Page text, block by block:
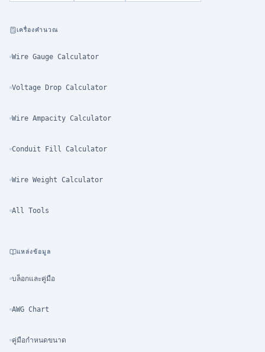
เครื่องคำนวณ
Wire Gauge Calculator
Voltage Drop Calculator
Wire Ampacity Calculator
Conduit Fill Calculator
Wire Weight Calculator
All Tools
แหล่งข้อมูล
บล็อกและคู่มือ
AWG Chart
คู่มือกำหนดขนาด